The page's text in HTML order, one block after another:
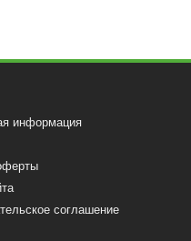
информация
соглашение